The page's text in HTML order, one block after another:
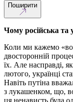
Поширити
Чому російська та
Коли ми кажемо
двосторонній
їх. Але насправді,
лютого, українці
Навіть путіна
з лукашенком, що,
ця ненависть була